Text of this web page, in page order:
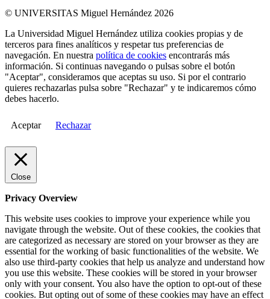
© UNIVERSITAS Miguel Hernández 2026
La Universidad Miguel Hernández utiliza cookies propias y de
terceros para fines analíticos y respetar tus preferencias de
navegación. En nuestra política de cookies encontrarás más
información. Si continuas navegando o pulsas sobre el botón
"Aceptar", consideramos que aceptas su uso. Si por el contrario
quieres rechazarlas pulsa sobre "Rechazar" y te indicaremos cómo
debes hacerlo.
Aceptar Rechazar
Close
Privacy Overview
This website uses cookies to improve your experience while you
navigate through the website. Out of these cookies, the cookies that
are categorized as necessary are stored on your browser as they are
essential for the working of basic functionalities of the website. We
also use third-party cookies that help us analyze and understand how
you use this website. These cookies will be stored in your browser
only with your consent. You also have the option to opt-out of these
cookies. But opting out of some of these cookies may have an effect